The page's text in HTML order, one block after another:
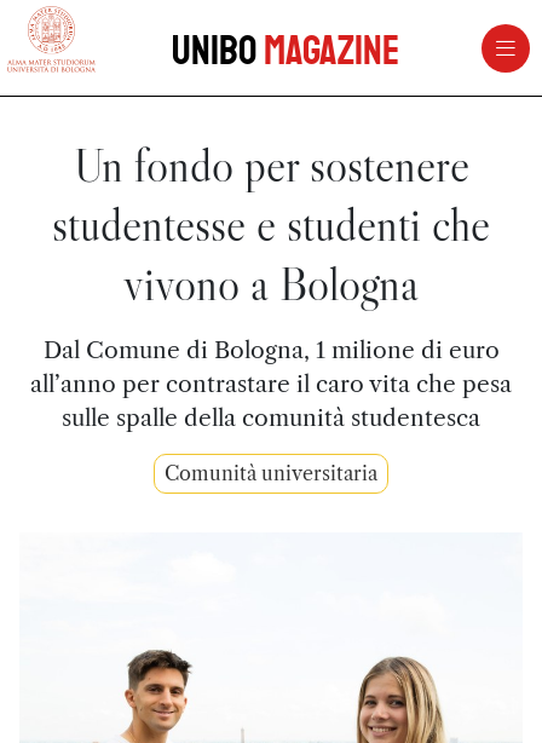
vai al contenuto della pagina
UniboMagazine
Un fondo per sostenere
studentesse e studenti che
vivono a Bologna
Dal Comune di Bologna, 1 milione di euro
all’anno per contrastare il caro vita che pesa
sulle spalle della comunità studentesca
Comunità universitaria